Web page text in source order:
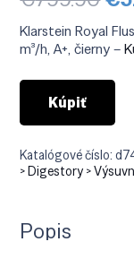
Klarstein Royal
m³/h, A+, čierny –
Kúpiť
Katalógové číslo:
> Digestory >
Popis